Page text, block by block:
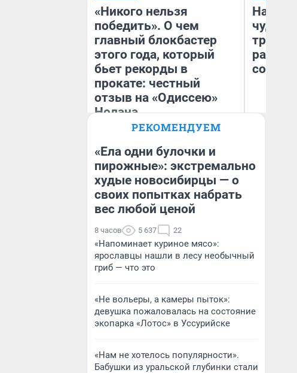
«Никого нельзя
победить». О чем
главный блокбастер
этого года, который
бьет рекорды в
прокате: честный
отзыв на «Одиссею»
Нолана
Стас Соколов
чудом
РЕКОМЕНДУЕМ
«Ела одни булочки и
пирожные»: экстремально
худые новосибирцы — о
своих попытках набрать
вес любой ценой
8 часов 5 637 22
«Напоминает куриное мясо»:
ярославцы нашли в лесу необычный
гриб — что это
«Не вольеры, а камеры пыток»:
девушка пожаловалась на состояние
экопарка «Лотос» в Уссурийске
«Нам не хотелось популярности».
Бабушки из уральской глубинки стали